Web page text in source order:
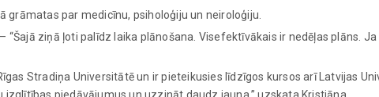
grāmatas par medicīnu, psiholoģiju un neiroloģiju.
“Šajā ziņā ļoti palīdz laika plānošana. Visefektīvākais ir nedēļas plāns.
Stradiņa Universitātē un ir pieteikusies līdzīgos kursos arī Latvijas
piedāvājumus un uzzināt daudz jauna,” uzskata Kristiāna.